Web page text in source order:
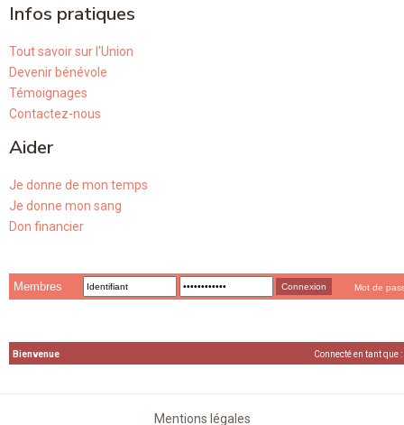
Infos pratiques
Tout savoir sur l'Union
Devenir bénévole
Témoignages
Contactez-nous
Aider
Je donne de mon temps
Je donne mon sang
Don financier
Membres Mot de
Bienvenue Connecté en tant que :
Mentions légales